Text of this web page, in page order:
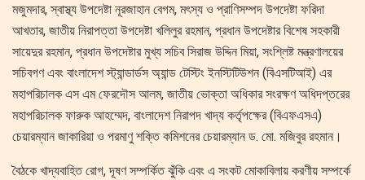
মজুমদার, স্বাস্থ্য উপদেষ্টা নূরজাহান বেগম, মৎস্য ও প্রাণিসম্পদ উপদেষ্টা ফরিদা
আখতার, জাতীয় নিরাপত্তা উপদেষ্টা খলিলুর রহমান, প্রধান উপদেষ্টার বিশেষ সহকারী
সায়েদুর রহমান, প্রধান উপদেষ্টার মুখ্য সচিব সিরাজ উদ্দিন মিয়া, সংশ্লিষ্ট মন্ত্রণালয়ের
সচিবগণ এবং বাংলাদেশ স্ট্যান্ডার্ডস অ্যান্ড টেস্টিং ইনস্টিটিউশন (বিএসটিআই) এর
মহাপরিচালক এস এম ফেরদৌস আলম, জাতীয় ভোক্তা অধিকার সংরক্ষণ অধিদপ্তরের
মহাপরিচালক ফারুক আহম্মেদ, বাংলাদেশ নিরাপদ খাদ্য কর্তৃপক্ষের (বিএফএসএ)
চেয়ারম্যান জাকারিয়া ও পরমাণু শক্তি কমিশনের চেয়ারম্যান ড. মো. মজিবুর রহমান।
বৈঠকে খাদ্যবাহিত রোগ, দূষণ সম্পর্কিত ঝুঁকি এবং এ সংকট মোকাবিলায় করণীয় সম্পর্কে